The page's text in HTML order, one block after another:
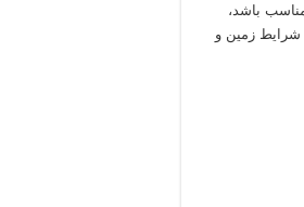
باشد،
شرایط زمین و